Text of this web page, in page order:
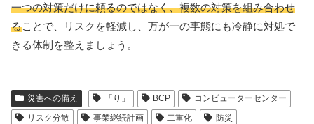
一つの対策だけに頼るのではなく、複数の対策を組み合わせ
ることで、リスクを軽減し、万が一の事態にも冷静に対処で
きる体制を整えましょう。
災害への備え 「り」 BCP
コンピューターセンター
リスク分散
事業継続計画 二重化 防災